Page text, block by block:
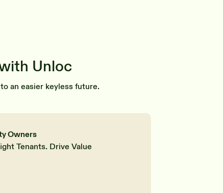
Unloc
an easier keyless future.
Owners
Tenants. Drive Value